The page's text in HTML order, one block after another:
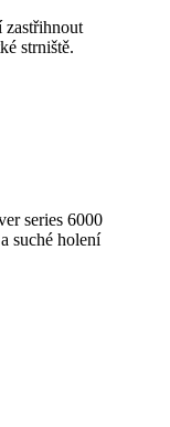
zastřihnout
strniště.
series 6000
suché holení